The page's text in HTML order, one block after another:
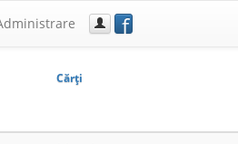
f
Cărţi